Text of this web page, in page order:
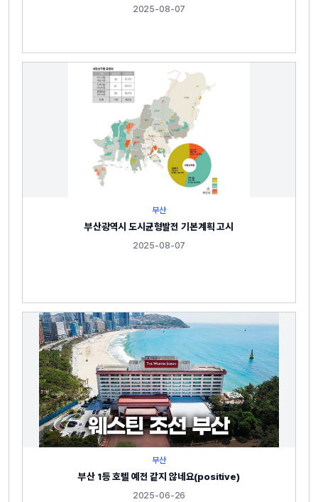
2025-08-07
부산
부산광역시 도시균형발전 기본계획 고시
2025-08-07
부산
부산 1등 호텔 예전 같지 않네요(positive)
2025-06-26